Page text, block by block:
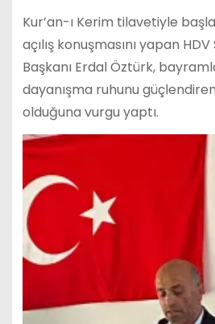
Kur’an-ı Kerim tilavetiyle
açılış konuşmasını yapan
Başkanı Erdal Öztürk,
dayanışma ruhunu
olduğuna vurgu yaptı.